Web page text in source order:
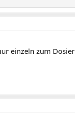
einzeln zum